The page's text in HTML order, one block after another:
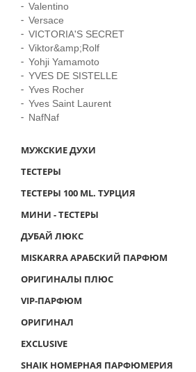
Valentino
Versace
VICTORIA'S SECRET
Viktor&amp;Rolf
Yohji Yamamoto
YVES DE SISTELLE
Yves Rocher
Yves Saint Laurent
NafNaf
МУЖСКИЕ ДУХИ
ТЕСТЕРЫ
ТЕСТЕРЫ 100 ML. ТУРЦИЯ
МИНИ - ТЕСТЕРЫ
ДУБАЙ ЛЮКС
MISKARRA АРАБСКИЙ ПАРФЮМ
ОРИГИНАЛЫ ПЛЮС
VIP-ПАРФЮМ
ОРИГИНАЛ
EXCLUSIVE
SHAIK НОМЕРНАЯ ПАРФЮМЕРИЯ